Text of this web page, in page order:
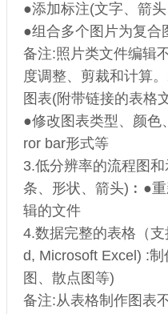
●添加标注(文字、箭
●组合多个图片为复合
备注:照片类文件编辑
度调整、剪裁和计算
图表(附带链接的表格
●修改图表类型、颜色
ror bar形式等
3.低分辨率的流程图
条、形状、箭头)︰●
辑的文件
4.数据完整的表格（
d, Microsoft Excel) :
图、散点图等)
备注:从表格制作图表